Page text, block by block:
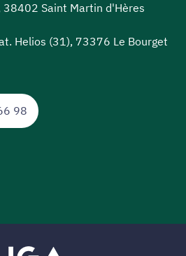
98
Saint Martin d'Hères
Helios (31), 73376 Le Bourget